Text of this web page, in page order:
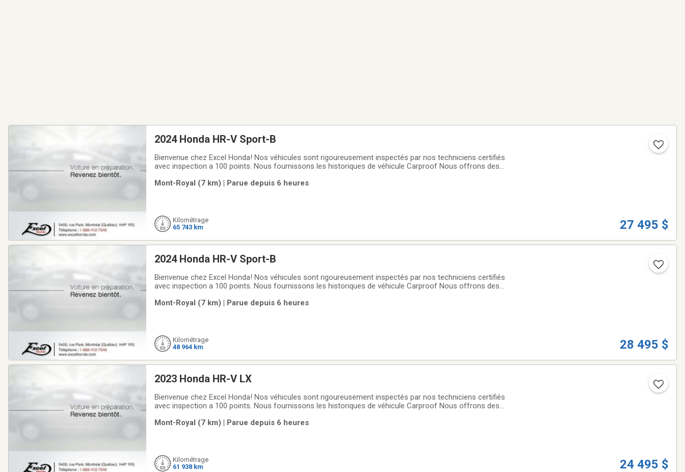
2024 Honda HR-V Sport-B
Bienvenue chez Excel Honda! Nos véhicules sont rigoureusement inspectés par nos techniciens certifiés
avec inspection a 100 points. Nous fournissons les historiques de véhicule Carproof Nous offrons des
avantageux et compétitifs Nous sommes
Mont-Royal (7 km) | Parue depuis 6 heures
Kilométrage
65 743 km
27 495 $
2024 Honda HR-V Sport-B
Bienvenue chez Excel Honda! Nos véhicules sont rigoureusement inspectés par nos techniciens certifiés
avec inspection a 100 points. Nous fournissons les historiques de véhicule Carproof Nous offrons des
avantageux et compétitifs Nous sommes
Mont-Royal (7 km) | Parue depuis 6 heures
Kilométrage
48 964 km
28 495 $
2023 Honda HR-V LX
Bienvenue chez Excel Honda! Nos véhicules sont rigoureusement inspectés par nos techniciens certifiés
avec inspection a 100 points. Nous fournissons les historiques de véhicule Carproof Nous offrons des
avantageux et compétitifs Nous sommes
Mont-Royal (7 km) | Parue depuis 6 heures
Kilométrage
61 938 km
24 495 $